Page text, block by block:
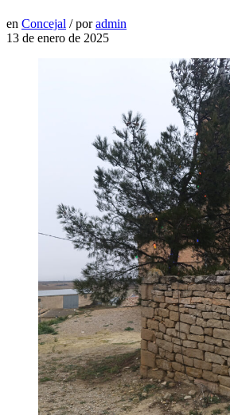
en Concejal / poradmin
13 de enero de 2025